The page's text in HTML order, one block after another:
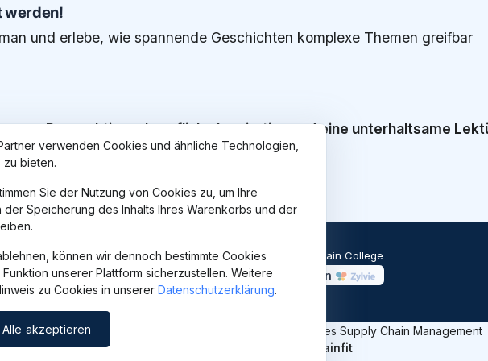
werden!
und erlebe, wie spannende Geschichten komplexe Themen greifbar
neue Perspektiven, berufliche Inspiration und eine unterhaltsame
© 2026 Supply Chain College
Angetrieben von
verwenden Cookies und ähnliche Technologien,
zu bieten.
Sie der Nutzung von Cookies zu, um Ihre
Speicherung des Inhalts Ihres Warenkorbs und der
können wir dennoch bestimmte Cookies
unserer Plattform sicherzustellen. Weitere
zu Cookies in unserer Datenschutzerklärung.
Alle akzeptieren
Praxiswissen & Ideen für ein besseres Supply Chain Management
#supplychainfit